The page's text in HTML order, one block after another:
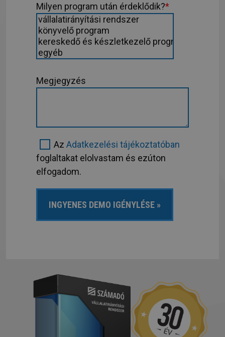
Milyen program után érdeklődik?*
Megjegyzés
Az Adatkezelési tájékoztatóban
foglaltakat elolvastam és ezúton
elfogadom.